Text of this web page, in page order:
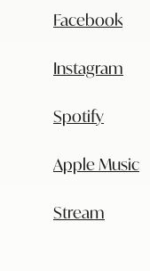
Facebook
Instagram
Spotify
Apple Music
Stream